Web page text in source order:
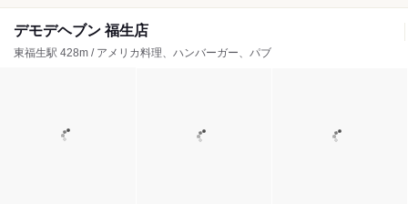
デモデヘブン 福生店
東福生駅 428m / アメリカ料理、ハンバーガー、パブ